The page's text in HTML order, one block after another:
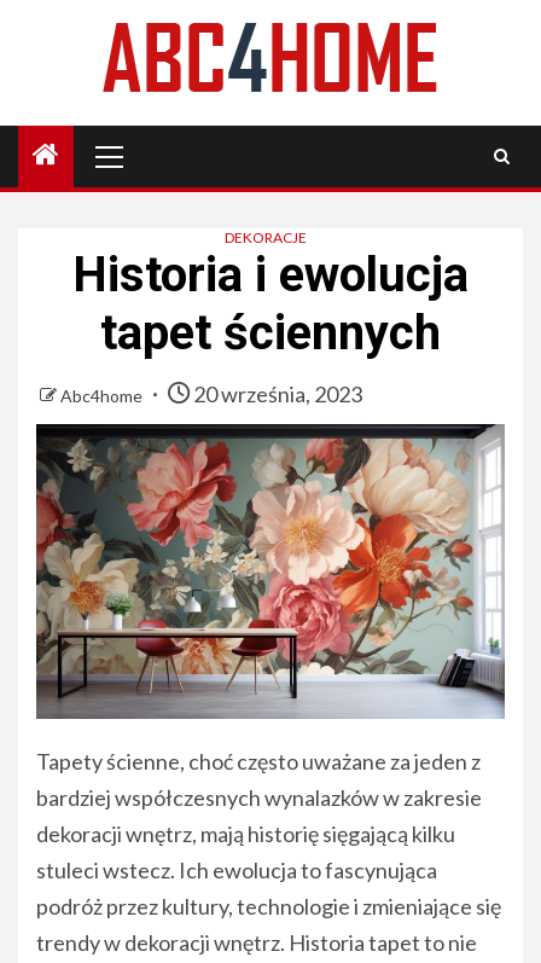
Menu
DEKORACJE
Historia i ewolucja
tapet ściennych
Abc4home 20 września, 2023
Tapety ścienne, choć często uważane za jeden z
bardziej współczesnych wynalazków w zakresie
dekoracji wnętrz, mają historię sięgającą kilku
stuleci wstecz. Ich ewolucja to fascynująca
podróż przez kultury, technologie i zmieniające się
trendy w dekoracji wnętrz. Historia tapet to nie